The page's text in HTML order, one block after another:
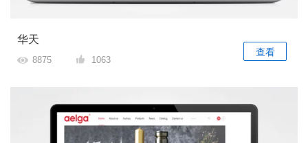
华天
8875 1063
查看